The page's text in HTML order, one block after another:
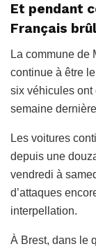
Et pendant
Français
La commune de
continue à être
six véhicules ont
semaine
Les voitures
depuis une
vendredi à
d’attaques
interpellation.
À Brest, dans le